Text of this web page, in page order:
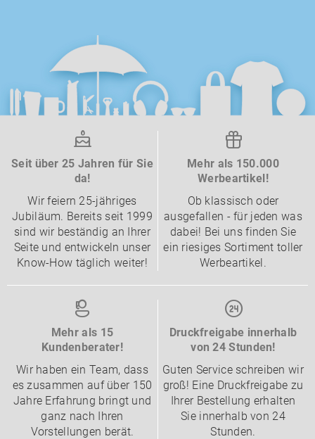
Seit über 25 Jahren für Sie
da!
Wir feiern 25-jähriges
Jubiläum. Bereits seit 1999
sind wir beständig an Ihrer
Seite und entwickeln unser
Know-How täglich weiter!
Mehr als 150.000
Werbeartikel!
Ob klassisch oder
ausgefallen - für jeden was
dabei! Bei uns finden Sie
ein riesiges Sortiment toller
Werbeartikel.
Mehr als 15
Kundenberater!
Wir haben ein Team, dass
es zusammen auf über 150
Jahre Erfahrung bringt und
ganz nach Ihren
Vorstellungen berät.
Druckfreigabe innerhalb
von 24 Stunden!
Guten Service schreiben wir
groß! Eine Druckfreigabe zu
Ihrer Bestellung erhalten
Sie innerhalb von 24
Stunden.